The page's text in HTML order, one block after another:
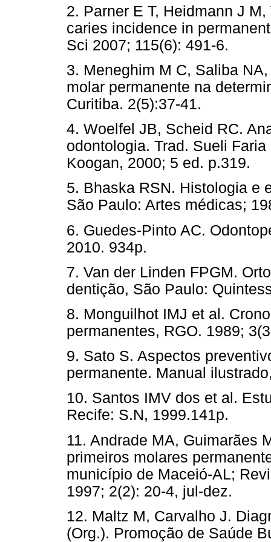
2. Parner E T, Heidmann J
caries incidence in
Sci 2007; 115(6): 491-6.
3. Meneghim M C, Saliba
molar permanente na
Curitiba. 2(5):37-41.
4. Woelfel JB, Scheid RC.
odontologia. Trad. Sueli
Koogan, 2000; 5 ed. p.319.
5. Bhaska RSN. Histologia e
São Paulo: Artes médicas;
6. Guedes-Pinto AC.
2010. 934p.
7. Van der Linden FPGM.
dentição, São Paulo:
8. Monguilhot IMJ et al.
permanentes, RGO. 1989;
9. Sato S. Aspectos
permanente. Manual
10. Santos IMV dos et al.
Recife: S.N, 1999.141p.
11. Andrade MA, Guimarães
primeiros molares
município de Maceió-AL;
1997; 2(2): 20-4, jul-dez.
12. Maltz M, Carvalho J.
(Org.). Promoção de Saúde